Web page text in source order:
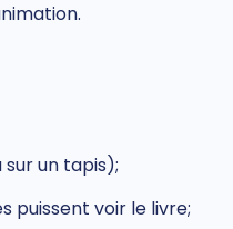
un tapis);
puissent voir le livre;